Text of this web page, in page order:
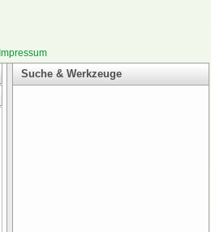
Impressum
Suche & Werkzeuge